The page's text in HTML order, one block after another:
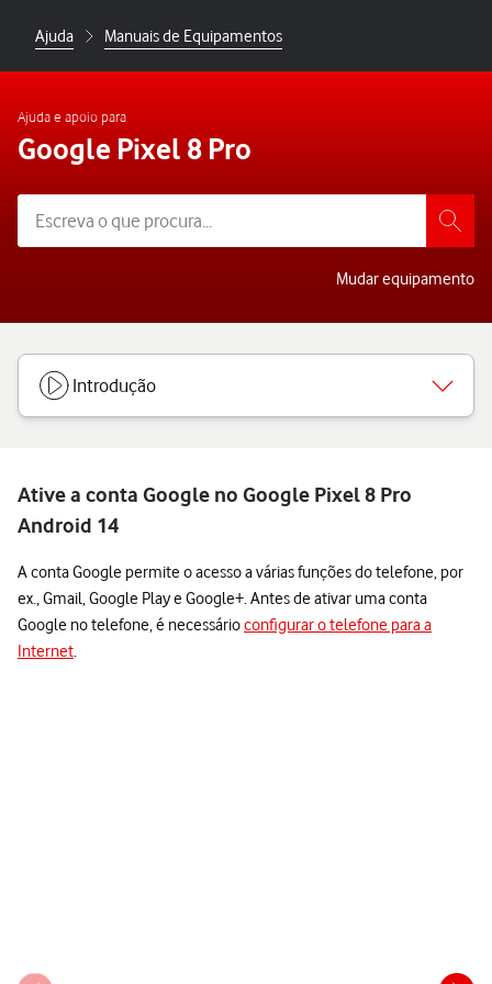
Ajuda Manuais de Equipamentos
Ajuda e apoio para
Google Pixel 8 Pro
Mudar equipamento
Introdução
Ative a conta Google no Google Pixel 8 Pro
Android 14
A conta Google permite o acesso a várias funções do telefone, por
ex., Gmail, Google Play e Google+. Antes de ativar uma conta
Google no telefone, é necessárioconfigurar o telefone para a
Internet.